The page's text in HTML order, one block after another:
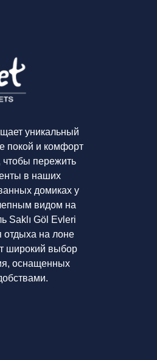
уникальный
покой и комфорт
пережить
в наших
домиках у
видом на
Saklı Göl Evleri
отдыха на лоне
широкий выбор
оснащенных